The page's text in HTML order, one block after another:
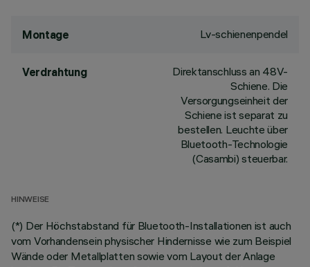
Montage Lv-schienenpendel
Verdrahtung
Direktanschluss an 48V-
Schiene. Die
Versorgungseinheit der
Schiene ist separat zu
bestellen. Leuchte über
Bluetooth-Technologie
(Casambi) steuerbar.
HINWEISE
(*) Der Höchstabstand für Bluetooth-Installationen ist auch
vom Vorhandensein physischer Hindernisse wie zum Beispiel
Wände oder Metallplatten sowie vom Layout der Anlage